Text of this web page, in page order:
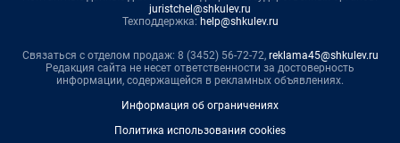
juristchel@shkulev.ru
Техподдержка: help@shkulev.ru
Связаться с отделом продаж: 8 (3452) 56-72-72, reklama45@shkulev.ru
Редакция сайта не несет ответственности за достоверность
информации, содержащейся в рекламных объявлениях.
Информация об ограничениях
Политика использования cookies